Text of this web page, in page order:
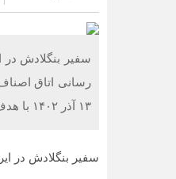
سفیر بنگلادش در
رسانی اتاق
۱۳ آذر ۱۴۰۲ با هدف بررسی ظرفیت‌های دو کشور در حوزه صادرات در محل اتاق اصناف […]
سفیر بنگلادش در